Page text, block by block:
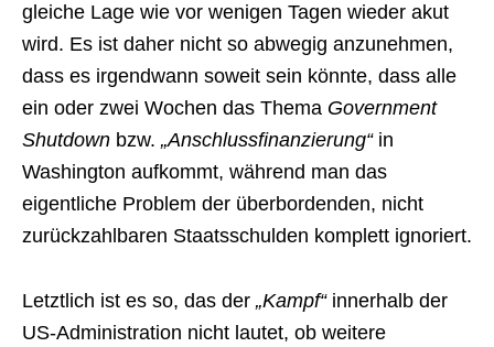
gleiche Lage wie vor wenigen Tagen wieder akut
wird. Es ist daher nicht so abwegig anzunehmen,
dass es irgendwann soweit sein könnte, dass alle
ein oder zwei Wochen das Thema Government
Shutdown bzw. „Anschlussfinanzierung“in
Washington aufkommt, während man das
eigentliche Problem der überbordenden, nicht
zurückzahlbaren Staatsschulden komplett ignoriert.
Letztlich ist es so, das der „Kampf“innerhalb der
US-Administration nicht lautet, ob weitere